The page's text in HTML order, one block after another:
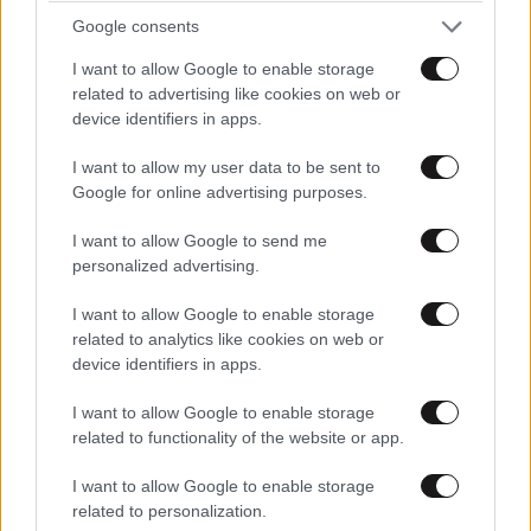
Google consents
I want to allow Google to enable storage
related to advertising like cookies on web or
device identifiers in apps.
I want to allow my user data to be sent to
Google for online advertising purposes.
I want to allow Google to send me
personalized advertising.
I want to allow Google to enable storage
related to analytics like cookies on web or
device identifiers in apps.
I want to allow Google to enable storage
related to functionality of the website or app.
I want to allow Google to enable storage
related to personalization.
Xαρακτήρες: 0/1000
Διαβάστε και ακολουθήστε τους κανόνες σχολιασμού
Laser 20·05·2025 20:52